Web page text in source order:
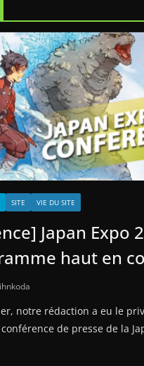
SITE VIE DU SITE
Japan Expo
haut en
notre rédaction a eu le
de presse de la